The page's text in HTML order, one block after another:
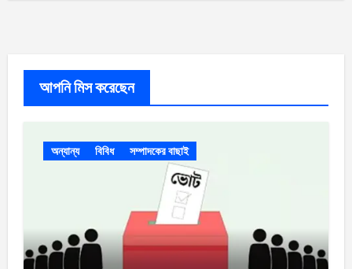
আপনি মিস করেছেন
অন্যান্য বিবিধ সম্পাদকের বাছাই